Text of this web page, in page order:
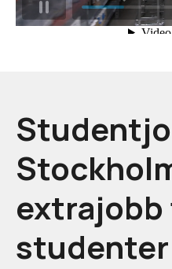
extrajobb
studenter